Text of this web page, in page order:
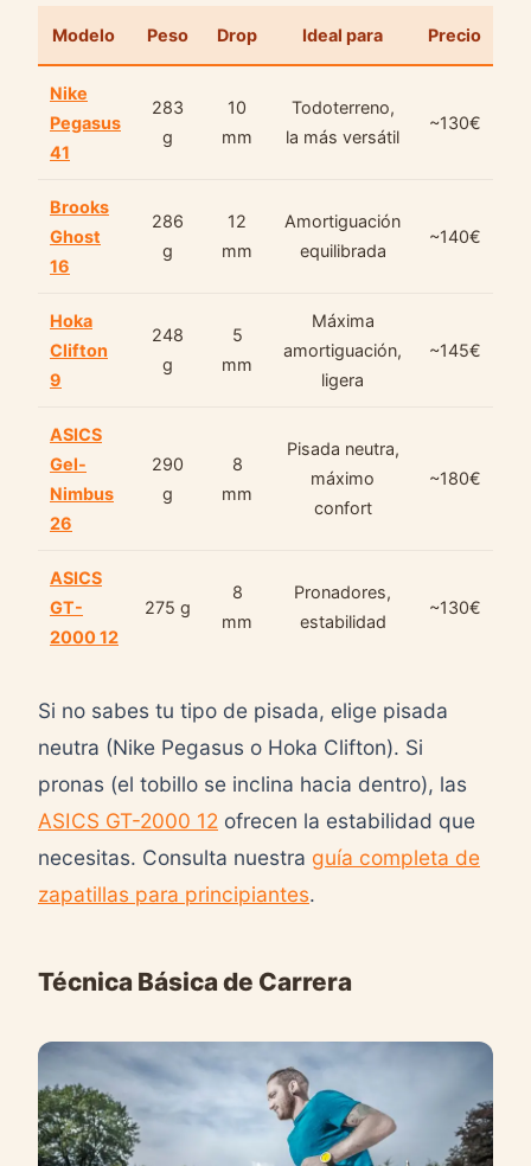
Modelo Peso Drop Ideal para Precio
Nike
Pegasus
41
283
g
10
mm
Todoterreno,
la más versátil
~130€
Brooks
Ghost
16
286
g
12
mm
Amortiguación
equilibrada
~140€
Hoka
Clifton
9
248
g
5
mm
Máxima
amortiguación,
ligera
~145€
ASICS
Gel-
Nimbus
26
290
g
8
mm
Pisada neutra,
máximo
confort
~180€
ASICS
GT-
2000 12
275 g
8
mm
Pronadores,
estabilidad
~130€
Si no sabes tu tipo de pisada, elige pisada
neutra (Nike Pegasus o Hoka Clifton). Si
pronas (el tobillo se inclina hacia dentro), las
ASICS GT-2000 12 ofrecen la estabilidad que
necesitas. Consulta nuestra guía completa de
zapatillas para principiantes.
Técnica Básica de Carrera